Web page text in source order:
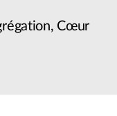
Cœur